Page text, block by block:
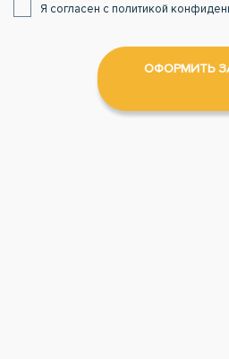
Я согласен с политикой
ОФОРМИТЬ